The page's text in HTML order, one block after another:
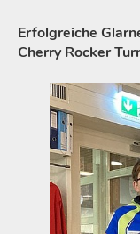
Erfolgreiche
Cherry Rocker